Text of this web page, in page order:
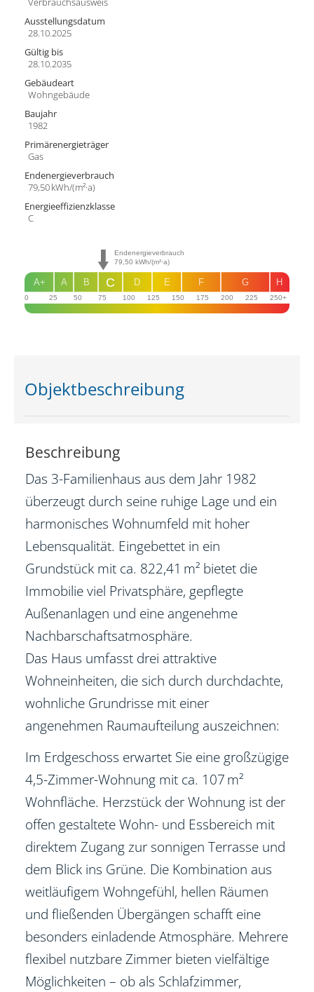
Ausstellungsdatum
28.10.2025
Gültig bis
28.10.2035
Gebäudeart
Wohngebäude
Baujahr
1982
Primärenergieträger
Gas
Endenergie­verbrauch
79,50 kWh/(m²·a)
Energie­effizienz­klasse
C
0 25 50 75 100 125 150 175 200 225 250+
H
G
F
E
D
B
A
A+ C
Endenergieverbrauch
79,50 kWh/(m²·a)
Objekt­beschreibung
Beschreibung
Das 3-Familienhaus aus dem Jahr 1982
überzeugt durch seine ruhige Lage und ein
harmonisches Wohnumfeld mit hoher
Lebensqualität. Eingebettet in ein
Grundstück mit ca. 822,41 m² bietet die
Immobilie viel Privatsphäre, gepflegte
Außenanlagen und eine angenehme
Nachbarschaftsatmosphäre.
Das Haus umfasst drei attraktive
Wohneinheiten, die sich durch durchdachte,
wohnliche Grundrisse mit einer
angenehmen Raumaufteilung auszeichnen:
Im Erdgeschoss erwartet Sie eine großzügige
4,5-Zimmer-Wohnung mit ca. 107 m²
Wohnfläche. Herzstück der Wohnung ist der
offen gestaltete Wohn- und Essbereich mit
direktem Zugang zur sonnigen Terrasse und
dem Blick ins Grüne. Die Kombination aus
weitläufigem Wohngefühl, hellen Räumen
und fließenden Übergängen schafft eine
besonders einladende Atmosphäre. Mehrere
flexibel nutzbare Zimmer bieten vielfältige
Möglichkeiten – ob als Schlafzimmer,